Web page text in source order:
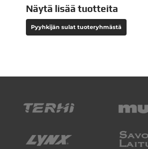
Näytä lisää tuotteita
Pyyhkijän sulat tuoteryhmästä